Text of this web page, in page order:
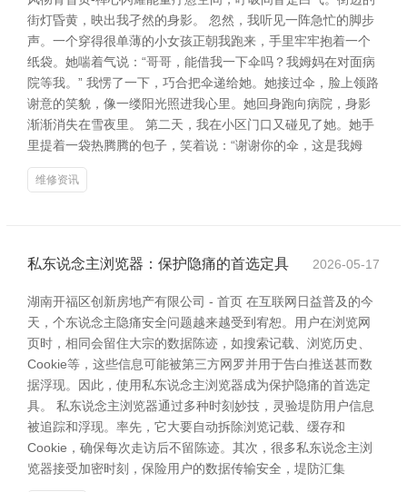
街灯昏黄，映出我孑然的身影。 忽然，我听见一阵急忙的脚步
声。一个穿得很单薄的小女孩正朝我跑来，手里牢牢抱着一个
纸袋。她喘着气说：“哥哥，能借我一下伞吗？我姆妈在对面病
院等我。” 我愣了一下，巧合把伞递给她。她接过伞，脸上领路
谢意的笑貌，像一缕阳光照进我心里。她回身跑向病院，身影
渐渐消失在雪夜里。 第二天，我在小区门口又碰见了她。她手
里提着一袋热腾腾的包子，笑着说：“谢谢你的伞，这是我姆
维修资讯
私东说念主浏览器：保护隐痛的首选定具 2026-05-17
湖南开福区创新房地产有限公司 - 首页 在互联网日益普及的今
天，个东说念主隐痛安全问题越来越受到宥恕。用户在浏览网
页时，相同会留住大宗的数据陈迹，如搜索记载、浏览历史、
Cookie等，这些信息可能被第三方网罗并用于告白推送甚而数
据浮现。因此，使用私东说念主浏览器成为保护隐痛的首选定
具。 私东说念主浏览器通过多种时刻妙技，灵验堤防用户信息
被追踪和浮现。率先，它大要自动拆除浏览记载、缓存和
Cookie，确保每次走访后不留陈迹。其次，很多私东说念主浏
览器接受加密时刻，保险用户的数据传输安全，堤防汇集